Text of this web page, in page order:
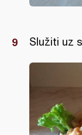
Služiti uz